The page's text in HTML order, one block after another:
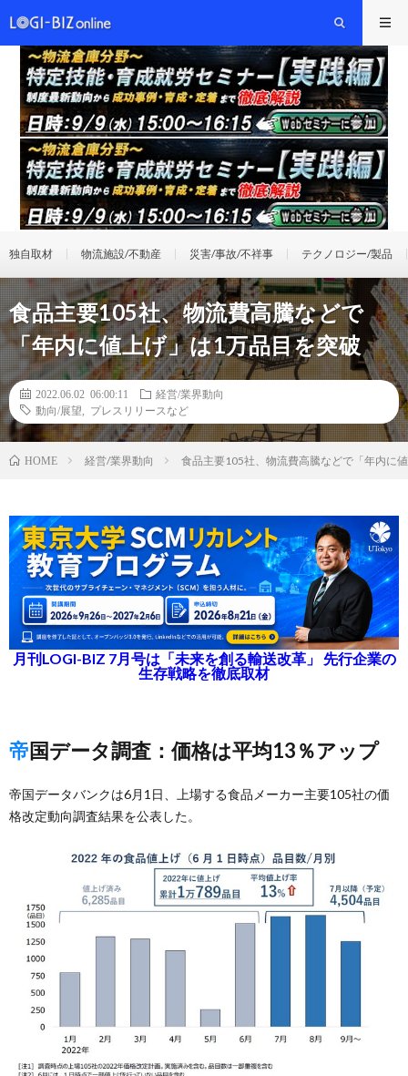
独自取材 物流施設/不動産 災害/事故/不祥事 テクノロジー/製品
食品主要105社、物流費高騰などで
「年内に値上げ」は1万品目を突破
2022.06.02 06:00:11
経営/業界動向
動向/展望
プレスリリースなど
HOME 経営/業界動向 食品主要105社、物流費高騰などで「年内に
月刊LOGI-BIZ 7月号は「未来を創る輸送改革」 先行企業の
生存戦略を徹底取材
帝国データ調査：価格は平均13％アップ
帝国データバンクは6月1日、上場する食品メーカー主要105社の価
格改定動向調査結果を公表した。